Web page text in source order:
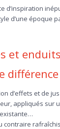
d’inspiration
d’une époque
et enduits
différence
d’effets et de
appliqués sur
contraire